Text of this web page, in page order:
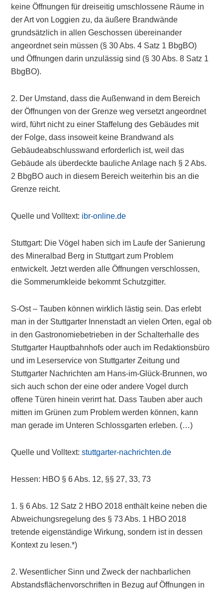
keine Öffnungen für dreiseitig umschlossene Räume in
der Art von Loggien zu, da äußere Brandwände
grundsätzlich in allen Geschossen übereinander
angeordnet sein müssen (§ 30 Abs. 4 Satz 1 BbgBO)
und Öffnungen darin unzulässig sind (§ 30 Abs. 8 Satz 1
BbgBO).
2. Der Umstand, dass die Außenwand in dem Bereich
der Öffnungen von der Grenze weg versetzt angeordnet
wird, führt nicht zu einer Staffelung des Gebäudes mit
der Folge, dass insoweit keine Brandwand als
Gebäudeabschlusswand erforderlich ist, weil das
Gebäude als überdeckte bauliche Anlage nach § 2 Abs.
2 BbgBO auch in diesem Bereich weiterhin bis an die
Grenze reicht.
Quelle und Volltext: ibr-online.de
Stuttgart: Die Vögel haben sich im Laufe der Sanierung
des Mineralbad Berg in Stuttgart zum Problem
entwickelt. Jetzt werden alle Öffnungen verschlossen,
die Sommerumkleide bekommt Schutzgitter.
S-Ost – Tauben können wirklich lästig sein. Das erlebt
man in der Stuttgarter Innenstadt an vielen Orten, egal ob
in den Gastronomiebetrieben in der Schalterhalle des
Stuttgarter Hauptbahnhofs oder auch im Redaktionsbüro
und im Leserservice von Stuttgarter Zeitung und
Stuttgarter Nachrichten am Hans-im-Glück-Brunnen, wo
sich auch schon der eine oder andere Vogel durch
offene Türen hinein verirrt hat. Dass Tauben aber auch
mitten im Grünen zum Problem werden können, kann
man gerade im Unteren Schlossgarten erleben. (…)
Quelle und Volltext:stuttgarter-nachrichten.de
Hessen: HBO § 6 Abs. 12, §§ 27, 33, 73
1. § 6 Abs. 12 Satz 2 HBO 2018 enthält keine neben die
Abweichungsregelung des § 73 Abs. 1 HBO 2018
tretende eigenständige Wirkung, sondern ist in dessen
Kontext zu lesen.*)
2. Wesentlicher Sinn und Zweck der nachbarlichen
Abstandsflächenvorschriften in Bezug auf Öffnungen in